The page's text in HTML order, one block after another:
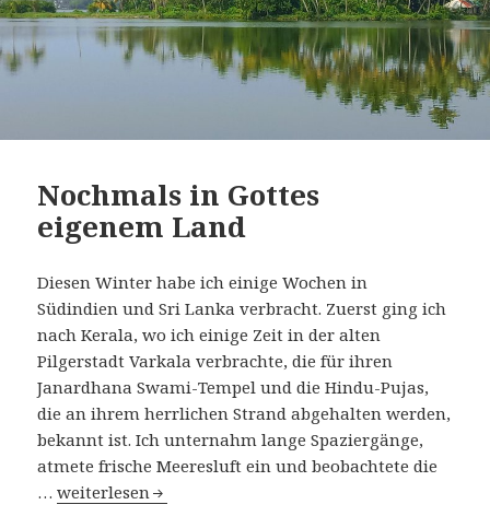
Nochmals in Gottes
eigenem Land
Diesen Winter habe ich einige Wochen in
Südindien und Sri Lanka verbracht. Zuerst ging ich
nach Kerala, wo ich einige Zeit in der alten
Pilgerstadt Varkala verbrachte, die für ihren
Janardhana Swami-Tempel und die Hindu-Pujas,
die an ihrem herrlichen Strand abgehalten werden,
bekannt ist. Ich unternahm lange Spaziergänge,
atmete frische Meeresluft ein und beobachtete die
…Nochmals in Gottes eigenem Land
weiterlesen